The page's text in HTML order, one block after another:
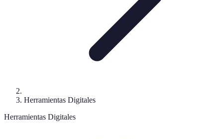
Herramientas Digitales
Herramientas Digitales